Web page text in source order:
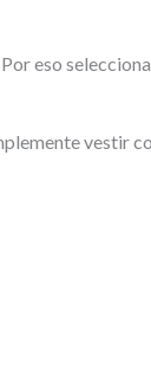
eso
vestir